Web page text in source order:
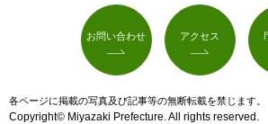
お問い合わせ アクセス
各ページに掲載の写真及び記事等の無断転載を禁じます。
Copyright© Miyazaki Prefecture. All rights reserved.